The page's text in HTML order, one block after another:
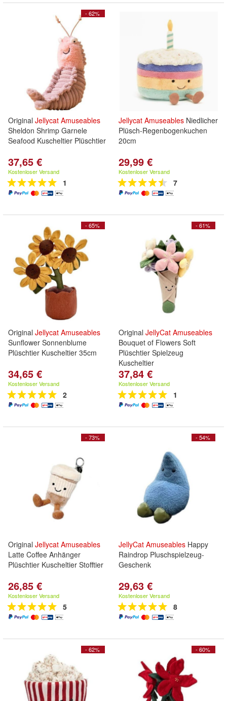
- 62%
Original Jellycat Amuseables
Sheldon Shrimp Garnele
Seafood Kuscheltier Plüschtier
37,65 €
Kostenloser Versand
1
Jellycat Amuseables Niedlicher
Plüsch-Regenbogenkuchen
20cm
29,99 €
Kostenloser Versand
7
- 65%
Original Jellycat Amuseables
Sunflower Sonnenblume
Plüschtier Kuscheltier 35cm
34,65 €
Kostenloser Versand
2
- 61%
Original JellyCat Amuseables
Bouquet of Flowers Soft
Plüschtier Spielzeug
Kuscheltier
37,84 €
Kostenloser Versand
1
- 73%
Original Jellycat Amuseables
Latte Coffee Anhänger
Plüschtier Kuscheltier Stofftier
26,85 €
Kostenloser Versand
5
- 54%
JellyCat Amuseables Happy
Raindrop Pluschspielzeug-
Geschenk
29,63 €
Kostenloser Versand
8
- 62% - 60%